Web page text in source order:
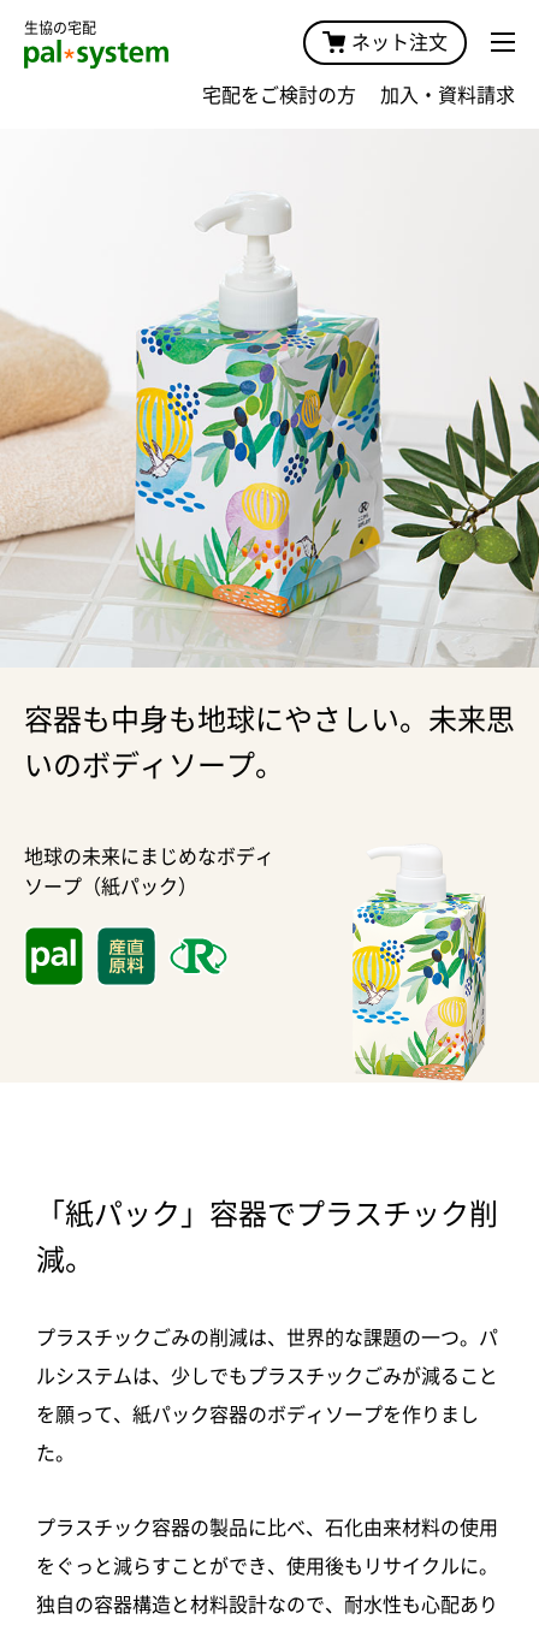
生協の宅配
ネット注文
宅配をご検討の方 加入・資料請求
容器も中身も地球にやさしい。未来思
いのボディソープ。
地球の未来にまじめなボディ
ソープ（紙パック）
「紙パック」容器でプラスチック削
減。
プラスチックごみの削減は、世界的な課題の一つ。パ
ルシステムは、少しでもプラスチックごみが減ること
を願って、紙パック容器のボディソープを作りまし
た。
プラスチック容器の製品に比べ、石化由来材料の使用
をぐっと減らすことができ、使用後もリサイクルに。
独自の容器構造と材料設計なので、耐水性も心配あり